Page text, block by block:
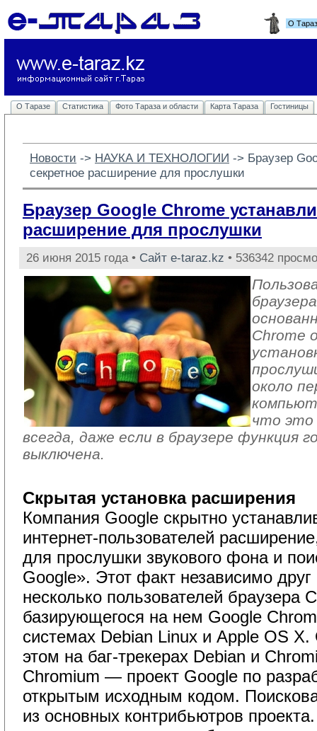
О
О Таразе Статистика Фото Тараза и области Карта Тараза Гостиницы
Новости -> НАУКА И ТЕХНОЛОГИИ -> Браузер
секретное расширение для прослушки
Браузер Google Chrome
расширение для прослушки
26 июня 2015 года • Сайт e-taraz.kz • 536342
Chrome
около
что это
всегда, даже если в браузере функция
выключена.
Скрытая установка расширения
Компания Google скрытно
интернет-пользователей
для прослушки звукового фона и
Google». Этот факт независимо
несколько пользователей браузера
базирующегося на нем Google
системах Debian Linux и Apple OS
этом на баг-трекерах Debian и
Chromium — проект Google по
открытым исходным кодом.
из основных контрибьютров